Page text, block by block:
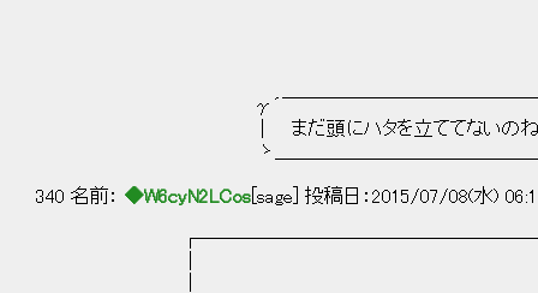
γ´￣￣￣￣￣￣￣￣￣￣￣￣￣￣
| まだ頭にハタを立ててないのね
ゝ＿＿＿＿＿＿＿＿＿＿＿＿＿＿
340 名前： ◆W6cyN2LCos [sage] 投稿日：2015/07/08(水)